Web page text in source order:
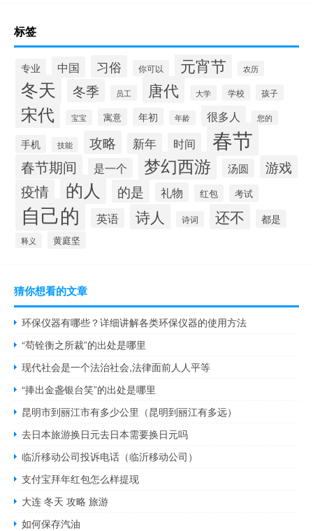
标签
专业 中国 习俗 你可以 元宵节 农历
冬天 冬季 员工 唐代 大学 学校 孩子
宋代 宝宝 寓意 年初 年龄 很多人 您的
手机 技能 攻略 新年 时间 春节
春节期间 是一个 梦幻西游 汤圆 游戏
疫情 的人 的是 礼物 红包 考试
自己的 英语 诗人 诗词 还不 都是
释义 黄庭坚
猜你想看的文章
环保仪器有哪些？详细讲解各类环保仪器的使用方法
“苟铨衡之所裁”的出处是哪里
现代社会是一个法治社会,法律面前人人平等
“捧出金盏银台笑”的出处是哪里
昆明市到丽江市有多少公里（昆明到丽江有多远）
去日本旅游换日元去日本需要换日元吗
临沂移动公司投诉电话（临沂移动公司）
支付宝拜年红包怎么样提现
大连 冬天 攻略 旅游
如何保存汽油